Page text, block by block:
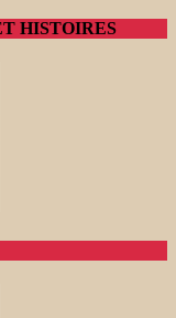
HISTOIRES